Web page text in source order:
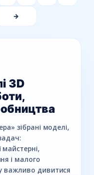
→
3D
зібрані моделі,
і малого
важливо дивитися